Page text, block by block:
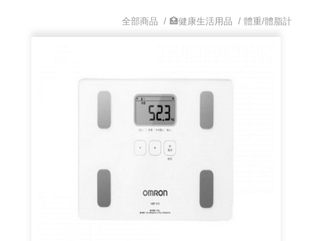
全部商品 / 🏥健康生活用品 / 體重/體脂計